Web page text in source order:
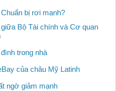
bị rơi mạnh?
Bộ Tài chính và Cơ quan
trong nhà
của châu Mỹ Latinh
ngờ giảm mạnh